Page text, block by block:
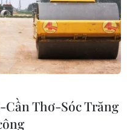
Kiến
nhân
Thơ-Sóc Trăng